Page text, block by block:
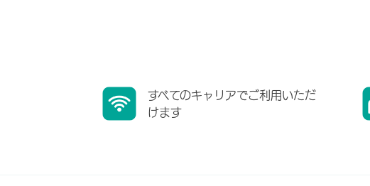
すべてのキャリアでご利用いただ
けます